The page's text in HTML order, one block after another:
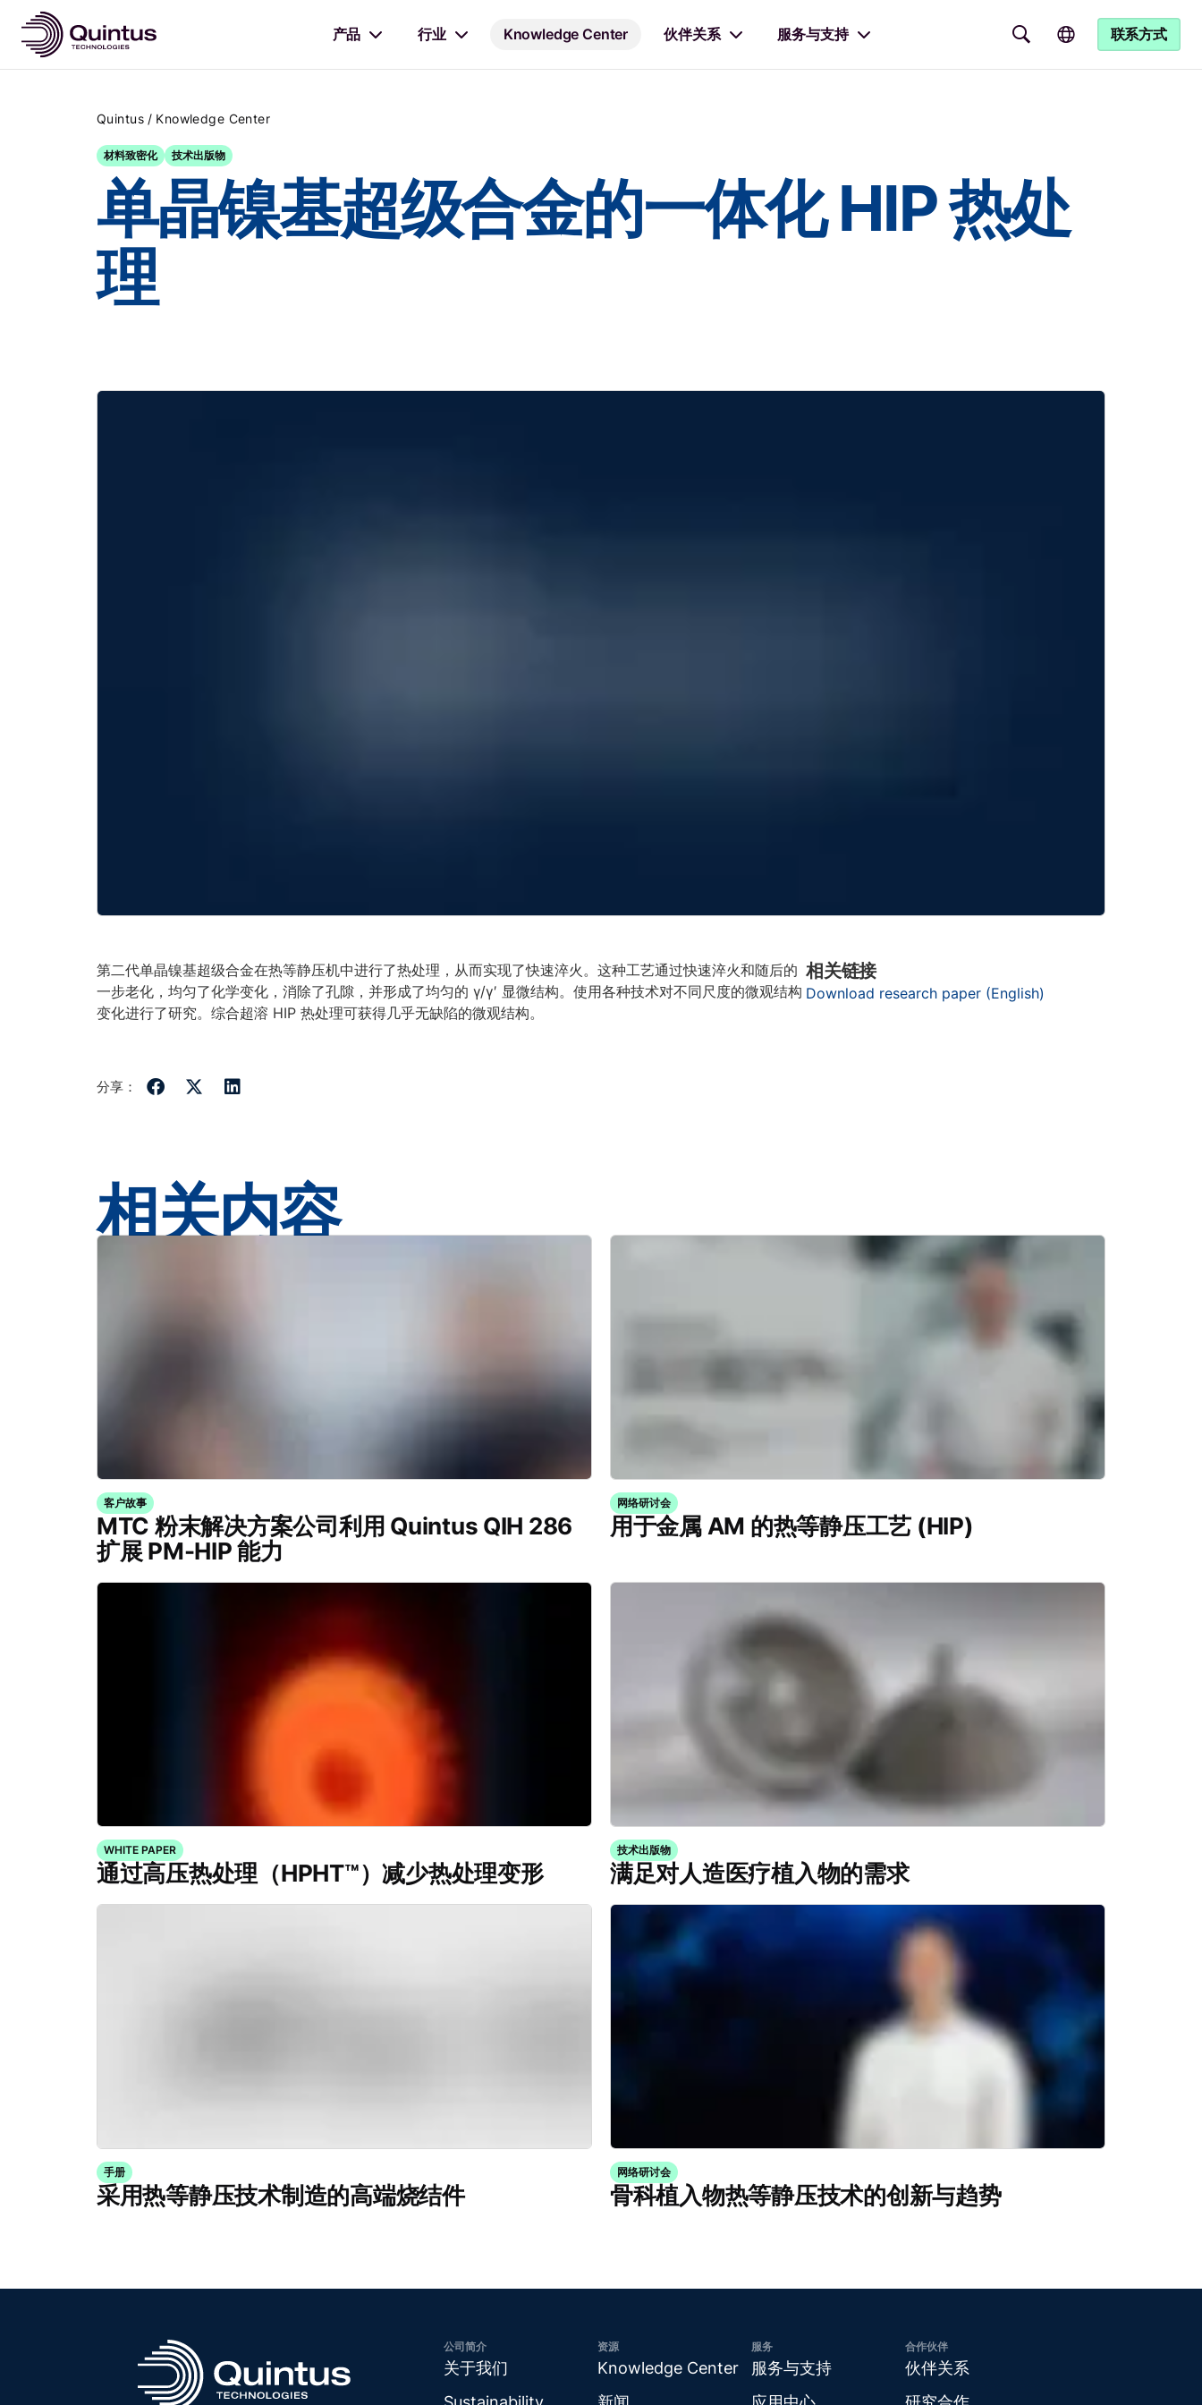
产品 行业 Knowledge Center 伙伴关系 服务与支持 联系方式
Quintus / Knowledge Center
材料致密化 技术出版物
单晶镍基超级合金的一体化 HIP 热处
理
第二代单晶镍基超级合金在热等静压机中进行了热处理，从而实现了快速淬火。这种工艺通过快速淬火和随后的
一步老化，均匀了化学变化，消除了孔隙，并形成了均匀的 γ/γ′ 显微结构。使用各种技术对不同尺度的微观结构
变化进行了研究。综合超溶 HIP 热处理可获得几乎无缺陷的微观结构。
相关链接
Download research paper (English)
分享：
相关内容
客户故事
MTC 粉末解决方案公司利用 Quintus QIH 286
扩展 PM-HIP 能力
网络研讨会
用于金属 AM 的热等静压工艺 (HIP)
WHITE PAPER
通过高压热处理（HPHT™）减少热处理变形
技术出版物
满足对人造医疗植入物的需求
手册
采用热等静压技术制造的高端烧结件
网络研讨会
骨科植入物热等静压技术的创新与趋势
公司简介
关于我们
资源
Knowledge Center
服务
服务与支持
合作伙伴
伙伴关系